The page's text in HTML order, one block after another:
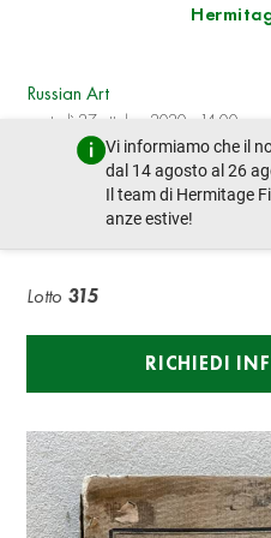
Vi informiamo che il
dal 14 agosto al 26
Il team di Hermitage
anze estive!
Russian Art
martedì 27 ottobre 2020 - 14:00
lotto precedente
BALMONT K.D. (1867-
Lotto 315
RICHIEDI